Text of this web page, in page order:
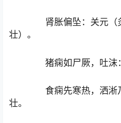
肾胀偏坠：关元（
壮）。
猪痫如尸厥，吐沫
食痫先寒热，洒淅
壮。